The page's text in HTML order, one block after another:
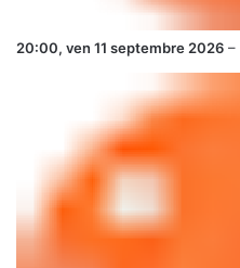
20:00, ven 11 septembre 2026 –